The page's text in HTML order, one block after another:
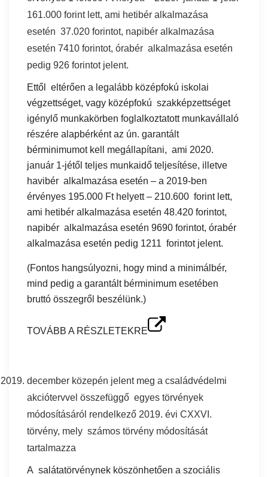
161.000 forint lett, ami hetibér alkalmazása
esetén 37.020 forintot, napibér alkalmazása
esetén 7410 forintot, órabér alkalmazása esetén
pedig 926 forintot jelent.
Ettől eltérően a legalább középfokú iskolai
végzettséget, vagy középfokú szakképzettséget
igénylő munkakörben foglalkoztatott munkavállaló
részére alapbérként az ún. garantált
bérminimumot kell megállapítani, ami 2020.
január 1-jétől teljes munkaidő teljesítése, illetve
havibér alkalmazása esetén – a 2019-ben
érvényes 195.000 Ft helyett – 210.600 forint lett,
ami hetibér alkalmazása esetén 48.420 forintot,
napibér alkalmazása esetén 9690 forintot, órabér
alkalmazása esetén pedig 1211 forintot jelent.
(Fontos hangsúlyozni, hogy mind a minimálbér,
mind pedig a garantált bérminimum esetében
bruttó összegről beszélünk.)
TOVÁBB A RÉSZLETEKRE
december közepén jelent meg a családvédelmi
akciótervvel összefüggő egyes törvények
módosításáról rendelkező 2019. évi CXXVI.
törvény, mely számos törvény módosítását
tartalmazza
A salátatörvénynek köszönhetően a szociális